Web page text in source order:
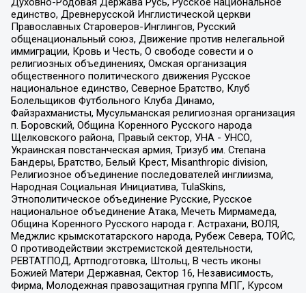
единство, Древнерусской Инглистической церкви
Православных Староверов-Инглингов, Русский
общенациональный союз, Движение против нелегальной
иммиграции, Кровь и Честь, О свободе совести и о
религиозных объединениях, Омская организация
общественного политического движения Русское
национальное единство, Северное Братство, Клуб
Болельщиков Футбольного Клуба Динамо,
Файзрахманисты, Мусульманская религиозная организация
п. Боровский, Община Коренного Русского народа
Щелковского района, Правый сектор, УНА - УНСО,
Украинская повстанческая армия, Тризуб им. Степана
Бандеры, Братство, Белый Крест, Misanthropic division,
Религиозное объединение последователей инглиизма,
Народная Социальная Инициатива, TulaSkins,
Этнополитическое объединение Русские, Русское
национальное объединение Атака, Мечеть Мирмамеда,
Община Коренного Русского народа г. Астрахани, ВОЛЯ,
Меджлис крымскотатарского народа, Рубеж Севера, ТОЙС,
О противодействии экстремистской деятельности,
РЕВТАТПОД, Артподготовка, Штольц, В честь иконы
Божией Матери Державная, Сектор 16, Независимость,
Фирма, Молодежная правозащитная группа МПГ, Курсом